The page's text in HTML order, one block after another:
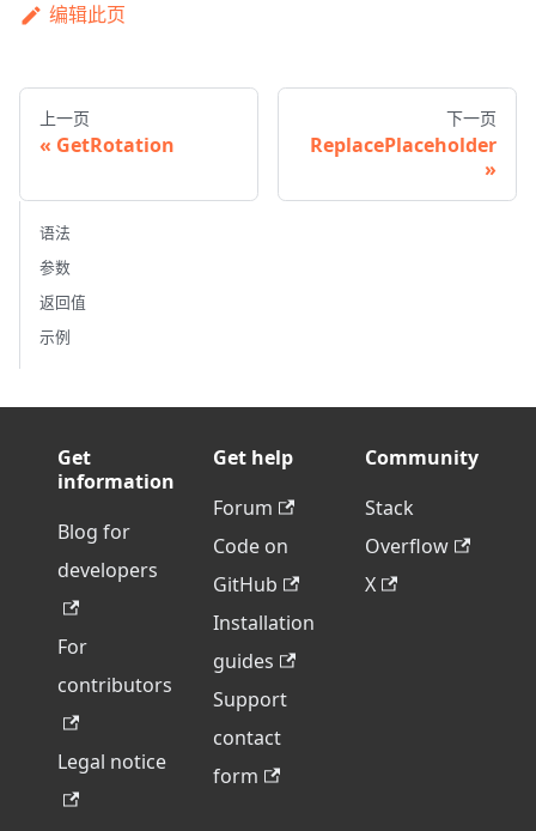
编辑此页
上一页
GetRotation
下一页
ReplacePlaceholder
语法
参数
返回值
示例
Get
information
Blog for
developers
For
contributors
Legal notice
Get help
Forum
Code on
GitHub
Installation
guides
Support
contact
form
Community
Stack
Overflow
X